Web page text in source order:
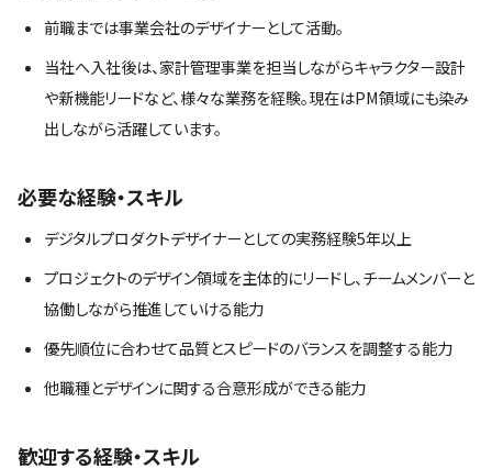
前職までは事業会社のデザイナーとして活動。
当社へ入社後は、家計管理事業を担当しながらキャラクター設計
や新機能リードなど、様々な業務を経験。現在はPM領域にも染み
出しながら活躍しています。
必要な経験・スキル
デジタルプロダクトデザイナーとしての実務経験5年以上
プロジェクトのデザイン領域を主体的にリードし、チームメンバーと
協働しながら推進していける能力
優先順位に合わせて品質とスピードのバランスを調整する能力
他職種とデザインに関する合意形成ができる能力
歓迎する経験・スキル